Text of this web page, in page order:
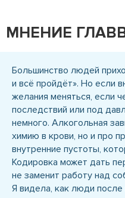
МНЕНИЕ
Большинство людей
и всё пройдёт». Но если
желания меняться, если
последствий или под
немного. Алкогольная
химию в крови, но и про
внутренние пустоты,
Кодировка может дать
не заменит работу над
Я видела, как люди